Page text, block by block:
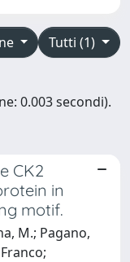
Tutti (1)
0.003 secondi).
CK2
in
motif.
M.; Pagano,